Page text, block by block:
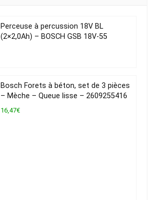
Perceuse à percussion 18V BL
(2×2,0Ah) – BOSCH GSB 18V-55
Bosch Forets à béton, set de 3 pièces
– Mèche – Queue lisse – 2609255416
16,47€